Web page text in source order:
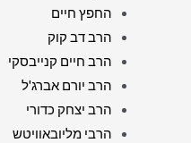
החפץ חיים
הרב דב קוק
הרב חיים קנייבסקי
הרב יורם אברג'ל
הרב יצחק כדורי
הרבי מליובאוויטש